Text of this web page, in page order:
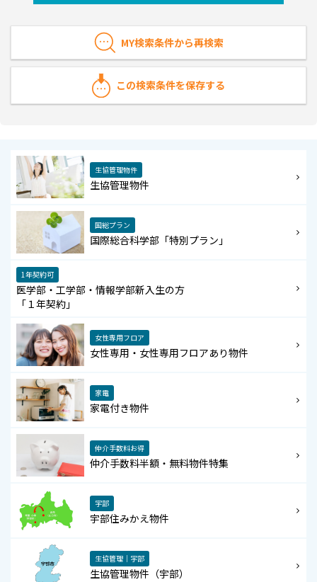
MY検索条件から再検索
この検索条件を保存する
生協管理物件
生協管理物件
国総プラン
国際総合科学部「特別プラン」
1年契約可
医学部・工学部・情報学部新入生の方
「１年契約」
女性専用フロア
女性専用・女性専用フロアあり物件
家電
家電付き物件
仲介手数料お得
仲介手数料半額・無料物件特集
宇部
宇部住みかえ物件
生協管理｜宇部
生協管理物件（宇部）